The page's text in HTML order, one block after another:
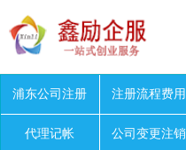
浦东公司注册 注册流程费用
代理记帐 公司变更注销